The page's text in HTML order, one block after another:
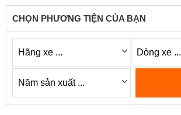
CHỌN PHƯƠNG TIỆN CỦA BẠN